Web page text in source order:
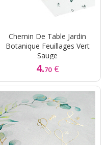
Chemin De Table Jardin
Botanique Feuillages Vert
Sauge
4.70 €